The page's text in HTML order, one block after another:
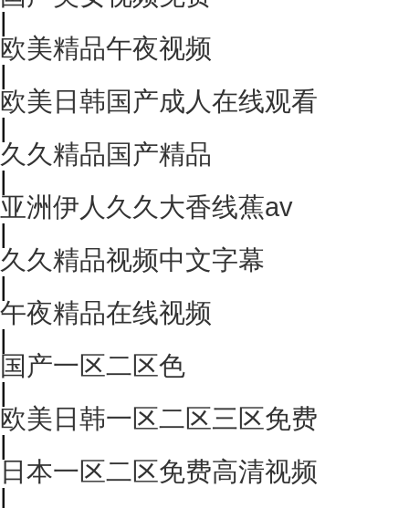
|
欧美精品午夜视频
|
欧美日韩国产成人在线观看
|
久久精品国产精品
|
亚洲伊人久久大香线蕉av
|
久久精品视频中文字幕
|
午夜精品在线视频
|
国产一区二区色
|
欧美日韩一区二区三区免费
|
日本一区二区免费高清视频
|